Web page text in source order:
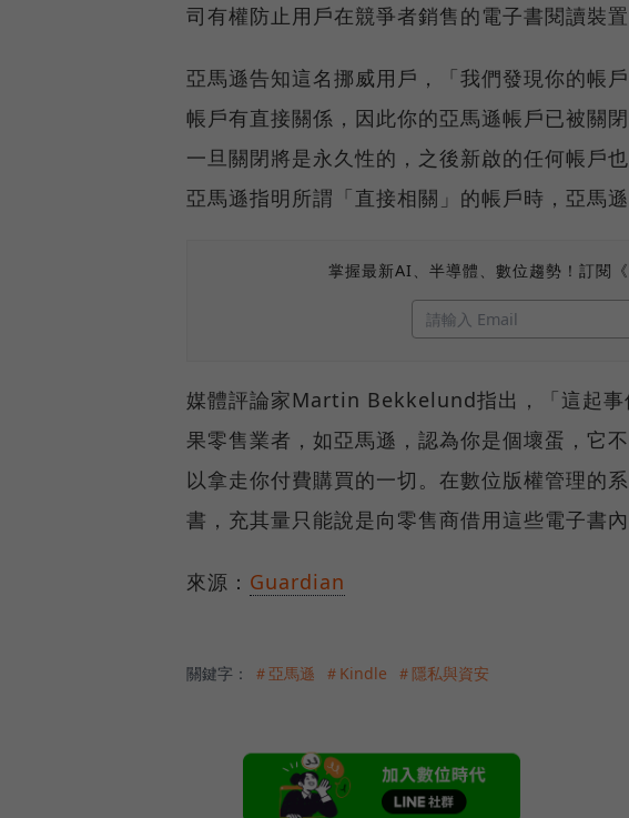
司有權防止用戶在競爭者銷售的電子書閱讀裝
亞馬遜告知這名挪威用戶，「我們發現你的帳
帳戶有直接關係，因此你的亞馬遜帳戶已被關
一旦關閉將是永久性的，之後新啟的任何帳戶
亞馬遜指明所謂「直接相關」的帳戶時，亞馬
掌握最新AI、半導體、數位趨勢！訂閱
媒體評論家Martin Bekkelund指出，「這起事
果零售業者，如亞馬遜，認為你是個壞蛋，它
以拿走你付費購買的一切。在數位版權管理的
書，充其量只能說是向零售商借用這些電子書內
來源： Guardian
關鍵字： ＃亞馬遜 ＃Kindle ＃隱私與資安